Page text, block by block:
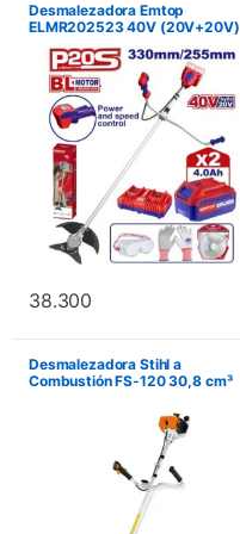
Desmalezadora Emtop
ELMR202523 40V (20V+20V)
+ Accesorios. No incluye
instalación.
38.300
Desmalezadora Stihl a
Combustión FS-120 30,8 cm³